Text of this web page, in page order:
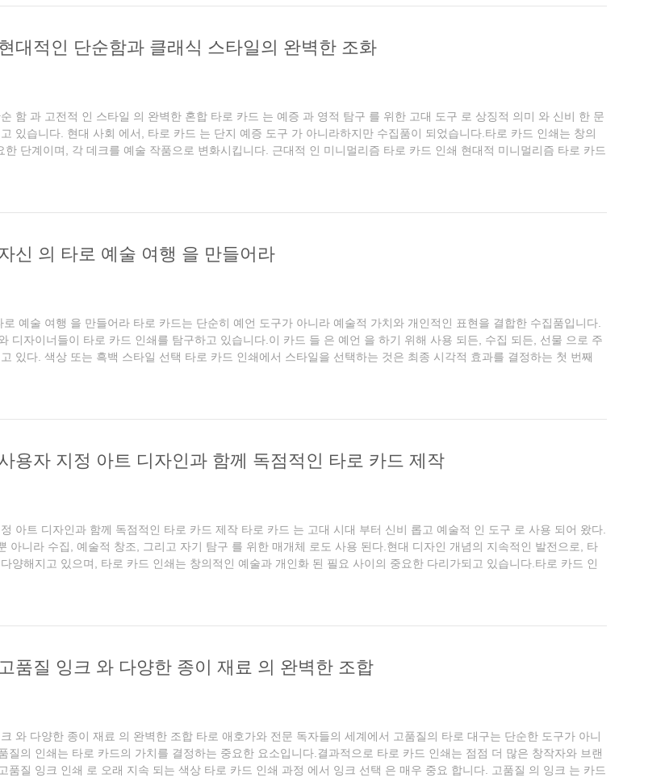
대적인 단순함과 클래식 스타일의 완벽한 조화
함 과 고전적 인 스타일 의 완벽한 혼합 타로 카드 는 예증 과 영적 탐구 를 위한 고대 도구 로 상징적 의미 와 신비 한 문
있습니다. 현대 사회 에서, 타로 카드 는 단지 예증 도구 가 아니라하지만 수집품이 되었습니다.타로 카드 인쇄는 창의
한 단계이며, 각 데크를 예술 작품으로 변화시킵니다. 근대적 인 미니멀리즘 타로 카드 인쇄 현대적 미니멀리즘 타로 카드
신 의 타로 예술 여행 을 만들어라
예술 여행 을 만들어라 타로 카드는 단순히 예언 도구가 아니라 예술적 가치와 개인적인 표현을 결합한 수집품입니다.
디자이너들이 타로 카드 인쇄를 탐구하고 있습니다.이 카드 들 은 예언 을 하기 위해 사용 되든, 수집 되든, 선물 으로 주
있다. 색상 또는 흑백 스타일 선택 타로 카드 인쇄에서 스타일을 선택하는 것은 최종 시각적 효과를 결정하는 첫 번째
용자 지정 아트 디자인과 함께 독점적인 타로 카드 제작
아트 디자인과 함께 독점적인 타로 카드 제작 타로 카드 는 고대 시대 부터 신비 롭고 예술적 인 도구 로 사용 되어 왔다.
아니라 수집, 예술적 창조, 그리고 자기 탐구 를 위한 매개체 로도 사용 된다.현대 디자인 개념의 지속적인 발전으로, 타
양해지고 있으며, 타로 카드 인쇄는 창의적인 예술과 개인화 된 필요 사이의 중요한 다리가되고 있습니다.타로 카드 인
품질 잉크 와 다양한 종이 재료 의 완벽한 조합
와 다양한 종이 재료 의 완벽한 조합 타로 애호가와 전문 독자들의 세계에서 고품질의 타로 대구는 단순한 도구가 아니
질의 인쇄는 타로 카드의 가치를 결정하는 중요한 요소입니다.결과적으로 타로 카드 인쇄는 점점 더 많은 창작자와 브랜
품질 잉크 인쇄 로 오래 지속 되는 색상 타로 카드 인쇄 과정 에서 잉크 선택 은 매우 중요 합니다. 고품질 의 잉크 는 카드